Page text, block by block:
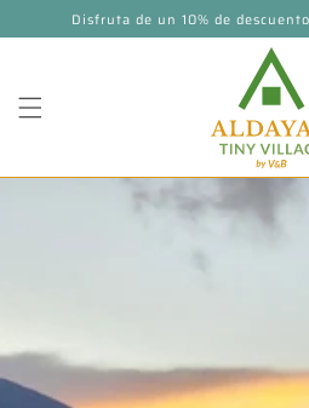
directamente
al contenido
Disfruta de un 10% de